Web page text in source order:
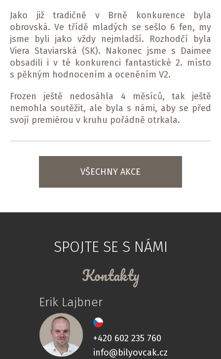
Jako již tradičně v Brně konkurence byla
obrovská. Ve třídě mladých se sešlo 6 fen, my
jsme byli jako vždy nejmladší. Rozhodčí byla
Viera Staviarská (SK). Nakonec jsme s Daimee
obsadili i v té konkurenci fantastické 2. místo
s pěkným hodnocením a oceněním V2.
Frozen ještě nedosáhla 4 měsíců, tak ještě
nemohla soutěžit, ale byla s námi, aby se před
svojí premiérou v kruhu pořádně otrkala.
VŠECHNY AKCE
SPOJTE SE S NÁMI
Kontakty
Erik Lajbner
+420 602 235 760
info@bilyovcak.cz